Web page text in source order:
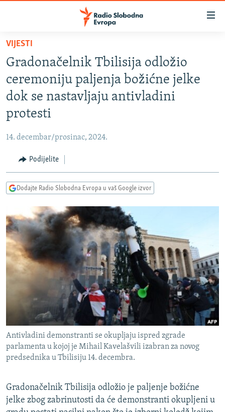
Pređite
glavni
sadržaj
Pređite
na
glavnu
Pređite
pretragu
VIJESTI
BOSNA I HERCEGOVINA
SRBIJA
KOSOVO
VIDEO
FOTOGALERIJE
PODCASTI
RAT U UKRAJINI
RSE PRIČE IZ SVIJETA
ISPRIČAJ MI
DNEVNO@RSE
SPECIJALI RSE
VIŠE OD NASLOVA
GENOCID U SREBRENICI
POPLAVE I KLIZIŠTA U BIH 2024.
TV LIBERTY
POST SCRIPTUM
TRI DECENIJE OD RATA U BIH
PRATITE NAS
Sve RFE/RL stranice
VIJESTI
Gradonačelnik Tbilisija odložio
ceremoniju paljenja božićne jelke
dok se nastavljaju antivladini
protesti
14. decembar/prosinac, 2024.
Podijelite
Dodajte Radio Slobodna Evropa u vaš Google izvor
Antivladini demonstranti se okupljaju ispred zgrade
parlamenta u kojoj je Mihail Kavelašvili izabran za novog
predsednika u Tbilisiju 14. decembra.
Gradonačelnik Tbilisija odložio je paljenje božićne
jelke zbog zabrinutosti da će demonstranti okupljeni u